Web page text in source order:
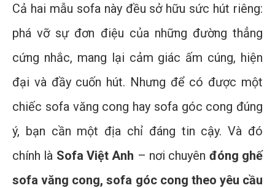
Cả hai mẫu sofa này đều sở hữu sức hút riêng:
phá vỡ sự đơn điệu của những đường thẳng
cứng nhắc, mang lại cảm giác ấm cúng, hiện
đại và đầy cuốn hút. Nhưng để có được một
chiếc sofa văng cong hay sofa góc cong đúng
ý, bạn cần một địa chỉ đáng tin cậy. Và đó
chính là Sofa Việt Anh – nơi chuyên đóng ghế
sofa văng cong, sofa góc cong theo yêu cầu